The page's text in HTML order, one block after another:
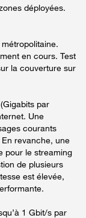
déployées.
en cours. Test
la couverture sur
(Gigabits par
Une
courants
revanche, une
pour le streaming
de plusieurs
est élevée,
1 Gbit/s par